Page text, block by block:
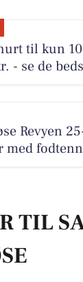
til kun
- se de
Revyen
TIL